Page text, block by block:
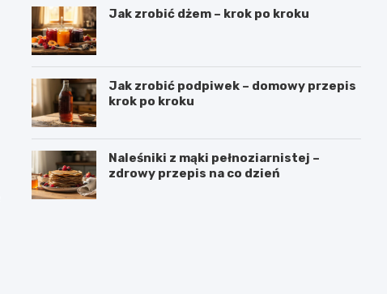
Jak zrobić dżem – krok po kroku
Jak zrobić podpiwek – domowy przepis
krok po kroku
Naleśniki z mąki pełnoziarnistej –
zdrowy przepis na co dzień